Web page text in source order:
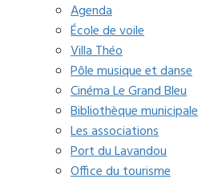
Agenda
École de voile
Villa Théo
Pôle musique et danse
Cinéma Le Grand Bleu
Bibliothèque municipale
Les associations
Port du Lavandou
Office du tourisme